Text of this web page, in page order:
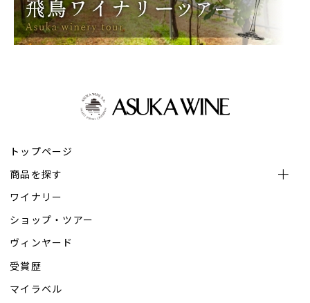
トップページ
商品を探す
ワイナリー
ショップ・ツアー
ヴィンヤード
受賞歴
マイラベル